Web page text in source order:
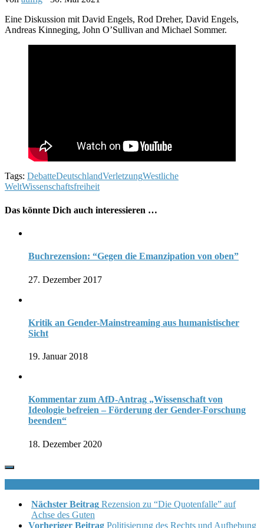
Eine Diskussion mit David Engels, Rod Dreher, David Engels,
Andreas Kinneging, John O’Sullivan and Michael Sommer.
Tags: DebatteDeutschlandVerletzungWestliche
WeltWissenschaftsfreiheit
Das könnte Dich auch interessieren …
Buchrezension: “Gegen die Emanzipation von oben”
27. Dezember 2017
Kritik an Gender-Mainstreaming aus humanistischer
Sicht
19. Januar 2018
Kommentar zum AfD-Antrag „Wissenschaft von
Ideologie befreien – Förderung der Gender-Forschung
beenden“
18. Dezember 2020
Nächster Beitrag Rezension zu “Die Quotenfalle” auf
Achse des Guten
Vorheriger Beitrag Politisierung des Rechts und Aufhebung